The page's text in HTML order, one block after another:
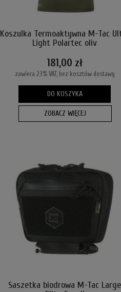
Koszulka Termoaktywna M-Tac
Light Polartec oliv
181,00 zł
zawiera 23% VAT, bez kosztów dostawy
DO KOSZYKA
ZOBACZ WIĘCEJ
Saszetka biodrowa M-Tac Large